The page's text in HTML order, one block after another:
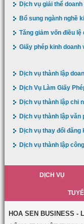
Dịch vụ giải thể
Bổ sung ngành nghề
Tăng giảm vốn điều
Giấy phép kinh doanh
Dịch vụ thành lập
Dịch Vụ Làm Giấy
Dịch vụ thành lập chi
Dịch vụ thành lập văn
Dịch vụ thay đổi
Dịch vụ thành lập
DỊCH VỤ
HOA SEN BUSINESS -